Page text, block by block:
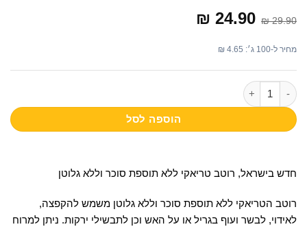
₪29.90
המחיר
המקורי
₪ 29.90.
₪ 24.90
מחיר ל-100 ג׳: 4.65 ₪
כמות של רוטב טריאקי ללא תוספת סוכר וללא גלוטן 330 מ"ל
הוספה לסל
חדש בישראל, רוטב טריאקי ללא תוספת סוכר וללא גלוטן
רוטב הטריאקי ללא תוספת סוכר וללא גלוטן משמש להקפצה,
לאידוי, לבשר ועוף בגריל או על האש וכן לתבשילי ירקות. ניתן למרוח